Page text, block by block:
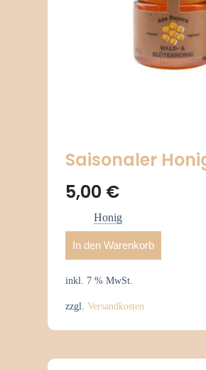
Saisonaler
5,00 €
Honig
In den Warenkorb
inkl. 7 % MwSt.
zzgl. Versandkosten